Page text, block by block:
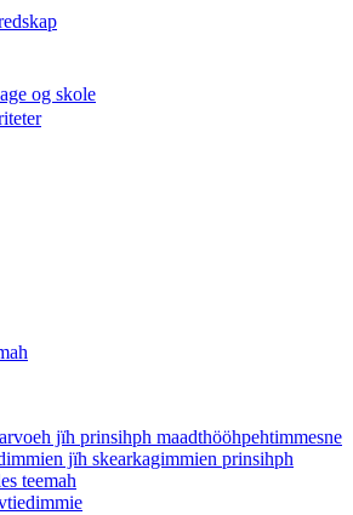
og skole
jïh prinsihph maadthööhpehtimmesne
jïh skearkagimmien prinsihph
teemah